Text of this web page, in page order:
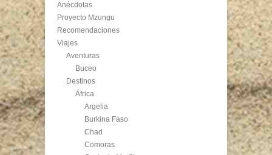
Anécdotas
Proyecto Mzungu
Recomendaciones
Viajes
Aventuras
Buceo
Destinos
África
Argelia
Burkina Faso
Chad
Comoras